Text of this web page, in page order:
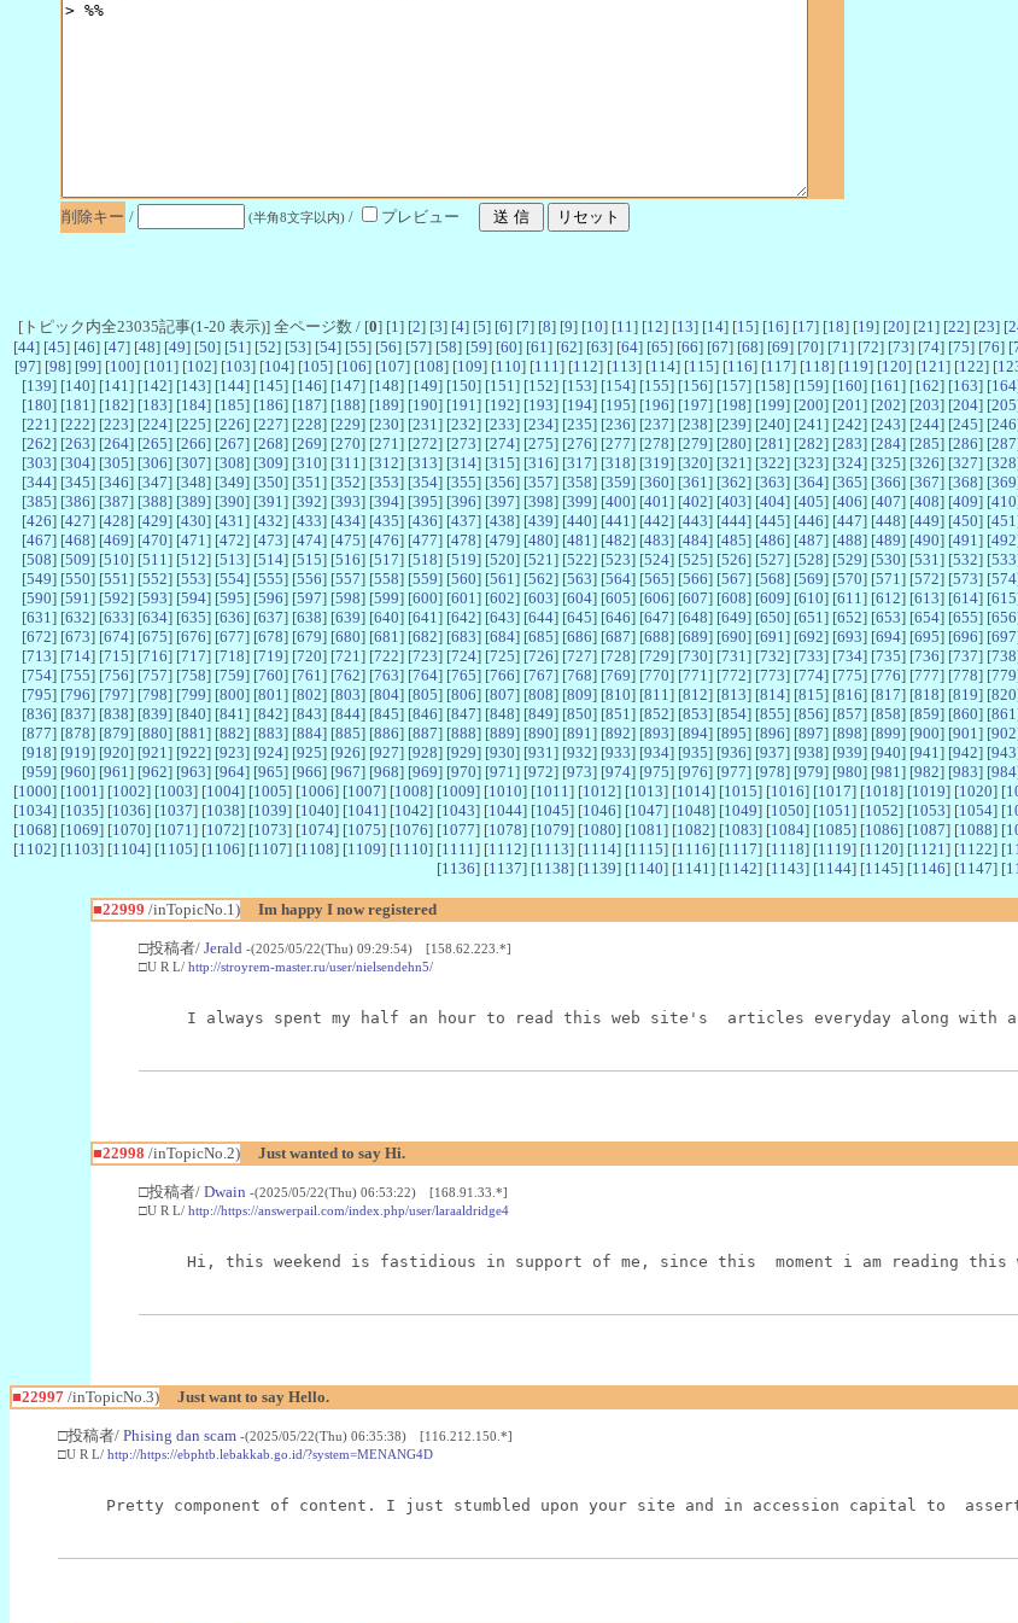
削除キー / (半角8文字以内) / プレビュー
[トピック内全23035記事(1-20 表示)] 全ページ数 / [0] [1 ] [2] [3] [4] [5] [6] [7] [8] [9] [10] [11 ] [12] [13] [14] [15] [16] [17] [18] [19] [20] [21 ] [22] [23] [
[44] [45] [46] [47] [48] [49] [50] [51 ] [52] [53] [54] [55] [56] [57] [58] [59] [60] [61 ] [62] [63] [64] [65] [66] [67] [68] [69] [70] [71 ] [72] [73] [74] [75] [76] [
[97] [98] [99] [100] [101 ] [102] [103] [104] [105] [106] [107] [108] [109] [110] [111 ] [112] [113] [114] [115] [116] [117] [118] [119] [120] [121 ] [122] [
[139] [140] [141 ] [142] [143] [144] [145] [146] [147] [148] [149] [150] [151 ] [152] [153] [154] [155] [156] [157] [158] [159] [160] [161 ] [162] [163] [164
[180] [181 ] [182] [183] [184] [185] [186] [187] [188] [189] [190] [191 ] [192] [193] [194] [195] [196] [197] [198] [199] [200] [201 ] [202] [203] [204] [205
[221 ] [222] [223] [224] [225] [226] [227] [228] [229] [230] [231 ] [232] [233] [234] [235] [236] [237] [238] [239] [240] [241 ] [242] [243] [244] [245] [246
[262] [263] [264] [265] [266] [267] [268] [269] [270] [271 ] [272] [273] [274] [275] [276] [277] [278] [279] [280] [281 ] [282] [283] [284] [285] [286] [287
[303] [304] [305] [306] [307] [308] [309] [310] [311 ] [312] [313] [314] [315] [316] [317] [318] [319] [320] [321 ] [322] [323] [324] [325] [326] [327] [328
[344] [345] [346] [347] [348] [349] [350] [351 ] [352] [353] [354] [355] [356] [357] [358] [359] [360] [361 ] [362] [363] [364] [365] [366] [367] [368] [369
[385] [386] [387] [388] [389] [390] [391 ] [392] [393] [394] [395] [396] [397] [398] [399] [400] [401 ] [402] [403] [404] [405] [406] [407] [408] [409] [410
[426] [427] [428] [429] [430] [431 ] [432] [433] [434] [435] [436] [437] [438] [439] [440] [441 ] [442] [443] [444] [445] [446] [447] [448] [449] [450] [451
[467] [468] [469] [470] [471 ] [472] [473] [474] [475] [476] [477] [478] [479] [480] [481 ] [482] [483] [484] [485] [486] [487] [488] [489] [490] [491 ] [492
[508] [509] [510] [511 ] [512] [513] [514] [515] [516] [517] [518] [519] [520] [521 ] [522] [523] [524] [525] [526] [527] [528] [529] [530] [531 ] [532] [533
[549] [550] [551 ] [552] [553] [554] [555] [556] [557] [558] [559] [560] [561 ] [562] [563] [564] [565] [566] [567] [568] [569] [570] [571 ] [572] [573] [574
[590] [591 ] [592] [593] [594] [595] [596] [597] [598] [599] [600] [601 ] [602] [603] [604] [605] [606] [607] [608] [609] [610] [611 ] [612] [613] [614] [615
[631 ] [632] [633] [634] [635] [636] [637] [638] [639] [640] [641 ] [642] [643] [644] [645] [646] [647] [648] [649] [650] [651 ] [652] [653] [654] [655] [656
[672] [673] [674] [675] [676] [677] [678] [679] [680] [681 ] [682] [683] [684] [685] [686] [687] [688] [689] [690] [691 ] [692] [693] [694] [695] [696] [697
[713] [714] [715] [716] [717] [718] [719] [720] [721 ] [722] [723] [724] [725] [726] [727] [728] [729] [730] [731 ] [732] [733] [734] [735] [736] [737] [738
[754] [755] [756] [757] [758] [759] [760] [761 ] [762] [763] [764] [765] [766] [767] [768] [769] [770] [771 ] [772] [773] [774] [775] [776] [777] [778] [779
[795] [796] [797] [798] [799] [800] [801 ] [802] [803] [804] [805] [806] [807] [808] [809] [810] [811 ] [812] [813] [814] [815] [816] [817] [818] [819] [820
[836] [837] [838] [839] [840] [841 ] [842] [843] [844] [845] [846] [847] [848] [849] [850] [851 ] [852] [853] [854] [855] [856] [857] [858] [859] [860] [861
[877] [878] [879] [880] [881 ] [882] [883] [884] [885] [886] [887] [888] [889] [890] [891 ] [892] [893] [894] [895] [896] [897] [898] [899] [900] [901 ] [902
[918] [919] [920] [921 ] [922] [923] [924] [925] [926] [927] [928] [929] [930] [931 ] [932] [933] [934] [935] [936] [937] [938] [939] [940] [941 ] [942] [943
[959] [960] [961 ] [962] [963] [964] [965] [966] [967] [968] [969] [970] [971 ] [972] [973] [974] [975] [976] [977] [978] [979] [980] [981 ] [982] [983] [984
[1000] [1001 ] [1002] [1003] [1004] [1005] [1006] [1007] [1008] [1009] [1010] [1011 ] [1012] [1013] [1014] [1015] [1016] [1017] [1018] [1019] [1020] [
[1034] [1035] [1036] [1037] [1038] [1039] [1040] [1041 ] [1042] [1043] [1044] [1045] [1046] [1047] [1048] [1049] [1050] [1051 ] [1052] [1053] [1054] [
[1068] [1069] [1070] [1071 ] [1072] [1073] [1074] [1075] [1076] [1077] [1078] [1079] [1080] [1081 ] [1082] [1083] [1084] [1085] [1086] [1087] [1088] [
[1102] [1103] [1104] [1105] [1106] [1107] [1108] [1109] [1110] [1111 ] [1112] [1113] [1114] [1115] [1116] [1117] [1118] [1119] [1120] [1121 ] [1122] [
[1136] [1137] [1138] [1139] [1140] [1141 ] [1142] [1143] [1144] [1145] [1146] [1147] [
■22999 /inTopicNo.1) Im happy I now registered
□投稿者/ Jerald -(2025/05/22(Thu) 09:29:54) [158.62.223.*]
□U R L/ http://stroyrem-master.ru/user/nielsendehn5/
I always spent my half an hour to read this web site's  articles everyday along with
■22998 /inTopicNo.2) Just wanted to say Hi.
□投稿者/ Dwain -(2025/05/22(Thu) 06:53:22) [168.91.33.*]
□U R L/ http://https://answerpail.com/index.php/user/laraaldridge4
Hi, this weekend is fastidious in support of me, since this  moment i am reading this
■22997 /inTopicNo.3) Just want to say Hello.
□投稿者/ Phising dan scam -(2025/05/22(Thu) 06:35:38) [116.212.150.*]
□U R L/ http://https://ebphtb.lebakkab.go.id/?system=MENANG4D
Pretty component of content. I just stumbled upon your site and in accession capital to